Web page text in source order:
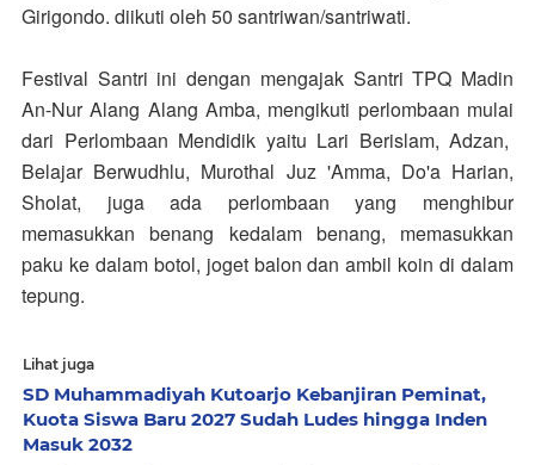
Girigondo. diikuti oleh 50 santriwan/santriwati.
Festival Santri ini dengan mengajak Santri TPQ Madin
An-Nur Alang Alang Amba, mengikuti perlombaan mulai
dari Perlombaan Mendidik yaitu Lari Berislam, Adzan,
Belajar Berwudhlu, Murothal Juz 'Amma, Do'a Harian,
Sholat, juga ada perlombaan yang menghibur
memasukkan benang kedalam benang, memasukkan
paku ke dalam botol, joget balon dan ambil koin di dalam
tepung.
Lihat juga
SD Muhammadiyah Kutoarjo Kebanjiran Peminat,
Kuota Siswa Baru 2027 Sudah Ludes hingga Inden
Masuk 2032